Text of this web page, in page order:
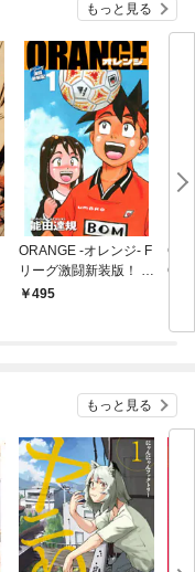
もっと見る
ORANGE -オレンジ- F
リーグ激闘新装版！ 第
１巻495
もっと見る